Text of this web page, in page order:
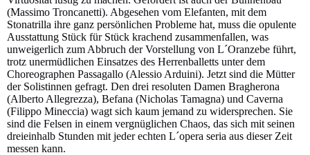
(Massimo Troncanetti). Abgesehen vom Elefanten, mit dem
Stonatrilla ihre ganz persönlichen Probleme hat, muss die opulente
Ausstattung Stück für Stück krachend zusammenfallen, was
unweigerlich zum Abbruch der Vorstellung von L´Oranzebe führt,
trotz unermüdlichen Einsatzes des Herrenballetts unter dem
Choreographen Passagallo (Alessio Arduini). Jetzt sind die Mütter
der Solistinnen gefragt. Den drei resoluten Damen Bragherona
(Alberto Allegrezza), Befana (Nicholas Tamagna) und Caverna
(Filippo Mineccia) wagt sich kaum jemand zu widersprechen. Sie
sind die Felsen in einem vergnüglichen Chaos, das sich mit seinen
dreieinhalb Stunden mit jeder echten L´opera seria aus dieser Zeit
messen kann.